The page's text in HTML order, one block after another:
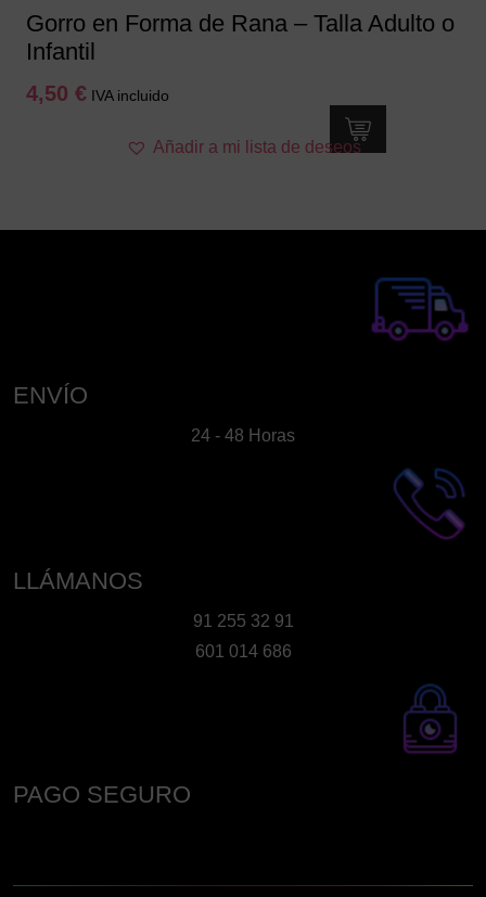
Gorro en Forma de Rana – Talla Adulto o
Infantil
4,50 € IVA incluido
Añadir a mi lista de deseos
ENVÍO
24 - 48 Horas
LLÁMANOS
91 255 32 91
601 014 686
PAGO SEGURO